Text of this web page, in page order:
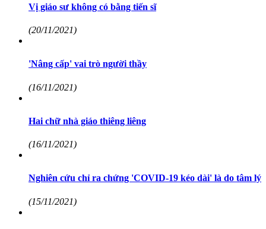
Vị giáo sư không có bằng tiến sĩ
(20/11/2021)
'Nâng cấp' vai trò người thầy
(16/11/2021)
Hai chữ nhà giáo thiêng liêng
(16/11/2021)
Nghiên cứu chỉ ra chứng 'COVID-19 kéo dài' là do tâm lý
(15/11/2021)